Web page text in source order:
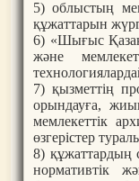
5) облыстың
құжаттарын
6) «Шығыс
және
7) қызметтің
орындауға,
мемлекеттік
өзгерістер
8) құжаттардың
нормативтік